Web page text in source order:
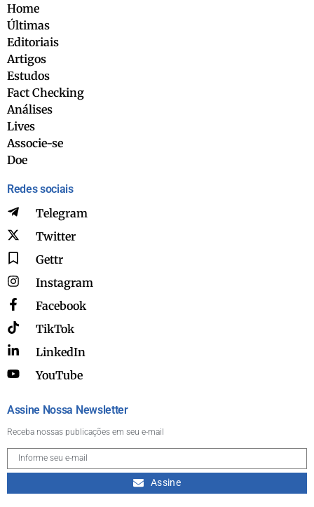
Home
Últimas
Editoriais
Artigos
Estudos
Fact Checking
Análises
Lives
Associe-se
Doe
Redes sociais
Telegram
Twitter
Gettr
Instagram
Facebook
TikTok
LinkedIn
YouTube
Assine Nossa Newsletter
Receba nossas publicações em seu e-mail
Assine